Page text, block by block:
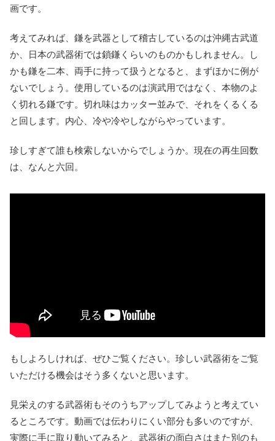
画です。
考えてみれば、鎌を武器として稽古しているのは沖縄古武道
か、日本の武器術では鎖鎌くらいのものかもしれません。し
かも鎌を二本、両手に持って扱うとなると、まずほかに例が
ないでしょう。使用しているのは演武用ではなく、本物のよ
く切れる鎌です。切れ味はカッター並みで、それをくるくる
と回します。内心、冷や冷やしながらやっています。
珍しすぎて誰も検索しないからでしょうか。現在の再生回数
は、なんと六回。
もしよろしければ、ぜひご覧ください。珍しい武器術をご覧
いただける機会はそう多くないと思います。
見栄えのする武器術もそのうちアップしてみようと考えてい
るところです。動画では伝わりにくい部分も多いのですが、
実際に手に取り動いてみると、武器術の面白さはまた別のも